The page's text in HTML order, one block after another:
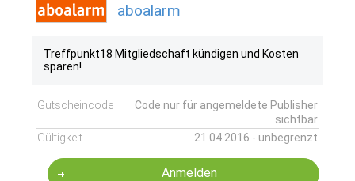
aboalarm
Treffpunkt18 Mitgliedschaft kündigen und Kosten
sparen!
Gutscheincode
Code nur für angemeldete Publisher
sichtbar
Gültigkeit
21.04.2016 - unbegrenzt
Anmelden